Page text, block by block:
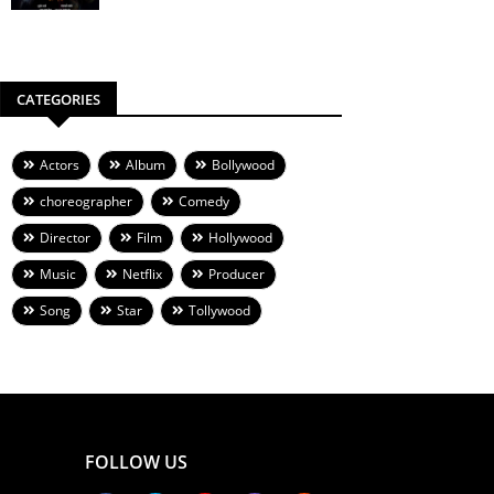
CATEGORIES
Actors Album
Bollywood
choreographer
Comedy
Director
Film
Hollywood
Music
Netflix
Producer
Song
Star Tollywood
FOLLOW US